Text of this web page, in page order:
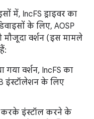
में, IncFS ड्राइवर का
के लिए, AOSP
मौजूदा वर्शन (इस मामले
गया वर्शन, IncFS का
इंस्टॉलेशन के लिए
करके इंस्टॉल करने के